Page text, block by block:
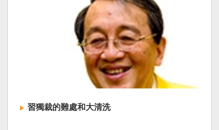
習獨裁的難處和大清洗